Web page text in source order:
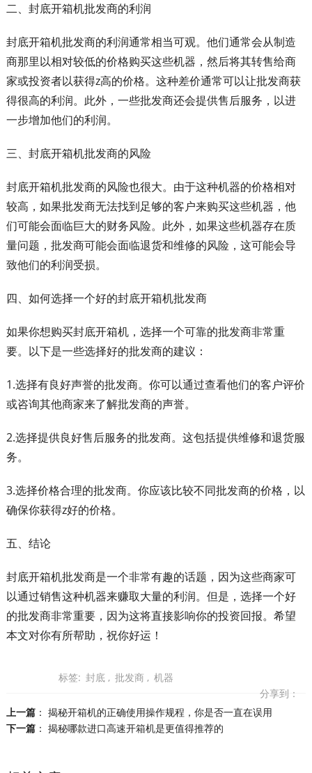
二、封底开箱机批发商的利润
封底开箱机批发商的利润通常相当可观。他们通常会从制造
商那里以相对较低的价格购买这些机器，然后将其转售给商
家或投资者以获得z高的价格。这种差价通常可以让批发商获
得很高的利润。此外，一些批发商还会提供售后服务，以进
一步增加他们的利润。
三、封底开箱机批发商的风险
封底开箱机批发商的风险也很大。由于这种机器的价格相对
较高，如果批发商无法找到足够的客户来购买这些机器，他
们可能会面临巨大的财务风险。此外，如果这些机器存在质
量问题，批发商可能会面临退货和维修的风险，这可能会导
致他们的利润受损。
四、如何选择一个好的封底开箱机批发商
如果你想购买封底开箱机，选择一个可靠的批发商非常重
要。以下是一些选择好的批发商的建议：
1.选择有良好声誉的批发商。你可以通过查看他们的客户评价
或咨询其他商家来了解批发商的声誉。
2.选择提供良好售后服务的批发商。这包括提供维修和退货服
务。
3.选择价格合理的批发商。你应该比较不同批发商的价格，以
确保你获得z好的价格。
五、结论
封底开箱机批发商是一个非常有趣的话题，因为这些商家可
以通过销售这种机器来赚取大量的利润。但是，选择一个好
的批发商非常重要，因为这将直接影响你的投资回报。希望
本文对你有所帮助，祝你好运！
标签: 封底 , 批发商 , 机器
分享到：
上一篇： 揭秘开箱机的正确使用操作规程，你是否一直在误用
下一篇： 揭秘哪款进口高速开箱机是更值得推荐的